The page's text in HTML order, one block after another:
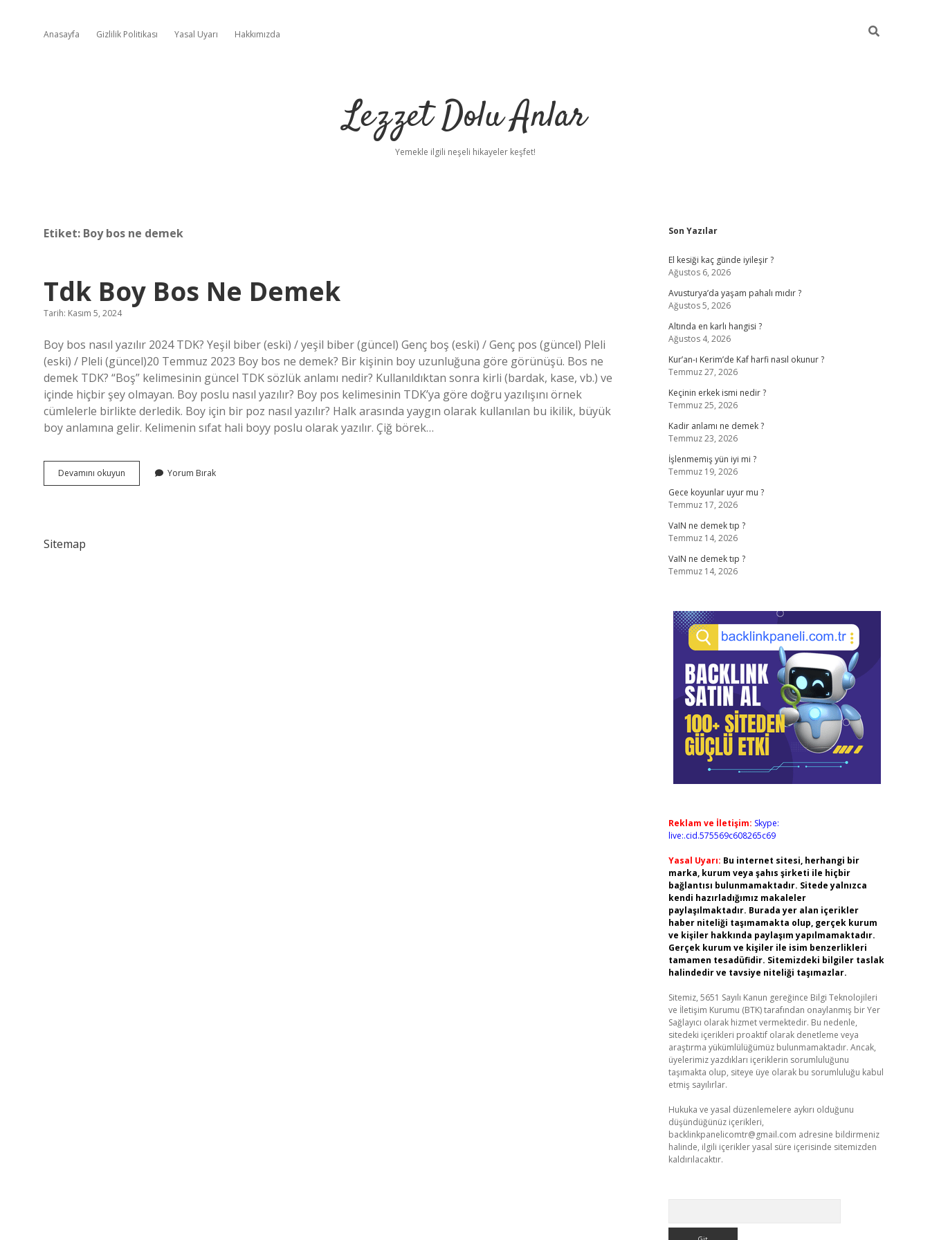
Anasayfa Gizlilik Politikası Yasal Uyarı Hakkımızda
Lezzet Dolu Anlar
Yemekle ilgili neşeli hikayeler keşfet!
Etiket: Boy bos ne demek
Tdk Boy Bos Ne Demek
Tarih: Kasım 5, 2024
Boy bos nasıl yazılır 2024 TDK? Yeşil biber (eski) / yeşil biber (güncel) Genç boş (eski) / Genç pos (güncel) Pleli
(eski) / Pleli (güncel)20 Temmuz 2023 Boy bos ne demek? Bir kişinin boy uzunluğuna göre görünüşü. Bos ne
demek TDK? “Boş” kelimesinin güncel TDK sözlük anlamı nedir? Kullanıldıktan sonra kirli (bardak, kase, vb.) ve
içinde hiçbir şey olmayan. Boy poslu nasıl yazılır? Boy pos kelimesinin TDK’ya göre doğru yazılışını örnek
cümlelerle birlikte derledik. Boy için bir poz nasıl yazılır? Halk arasında yaygın olarak kullanılan bu ikilik, büyük
boy anlamına gelir. Kelimenin sıfat hali boyy poslu olarak yazılır. Çiğ börek…
Devamını okuyun
Boy
Yorum Bırak
Sitemap
Sidebar
Son Yazılar
El kesiği kaç günde iyileşir ?
Ağustos 6, 2026
Avusturya’da yaşam pahalı mıdır ?
Ağustos 5, 2026
Altında en karlı hangisi ?
Ağustos 4, 2026
Kur’an-ı Kerim’de Kaf harfi nasıl okunur ?
Temmuz 27, 2026
Keçinin erkek ismi nedir ?
Temmuz 25, 2026
Kadir anlamı ne demek ?
Temmuz 23, 2026
İşlenmemiş yün iyi mi ?
Temmuz 19, 2026
Gece koyunlar uyur mu ?
Temmuz 17, 2026
VaIN ne demek tıp ?
Temmuz 14, 2026
VaIN ne demek tıp ?
Temmuz 14, 2026
Reklam ve İletişim: Skype:
live:.cid.575569c608265c69
Yasal Uyarı: Bu internet sitesi, herhangi bir
marka, kurum veya şahıs şirketi ile hiçbir
bağlantısı bulunmamaktadır. Sitede yalnızca
kendi hazırladığımız makaleler
paylaşılmaktadır. Burada yer alan içerikler
haber niteliği taşımamakta olup, gerçek kurum
ve kişiler hakkında paylaşım yapılmamaktadır.
Gerçek kurum ve kişiler ile isim benzerlikleri
tamamen tesadüfidir. Sitemizdeki bilgiler taslak
halindedir ve tavsiye niteliği taşımazlar.
Sitemiz, 5651 Sayılı Kanun gereğince Bilgi Teknolojileri
ve İletişim Kurumu (BTK) tarafından onaylanmış bir Yer
Sağlayıcı olarak hizmet vermektedir. Bu nedenle,
sitedeki içerikleri proaktif olarak denetleme veya
araştırma yükümlülüğümüz bulunmamaktadır. Ancak,
üyelerimiz yazdıkları içeriklerin sorumluluğunu
taşımakta olup, siteye üye olarak bu sorumluluğu kabul
etmiş sayılırlar.
Hukuka ve yasal düzenlemelere aykırı olduğunu
düşündüğünüz içerikleri,
backlinkpanelicomtr@gmail.com adresine bildirmeniz
halinde, ilgili içerikler yasal süre içerisinde sitemizden
kaldırılacaktır.
ilbet giriş